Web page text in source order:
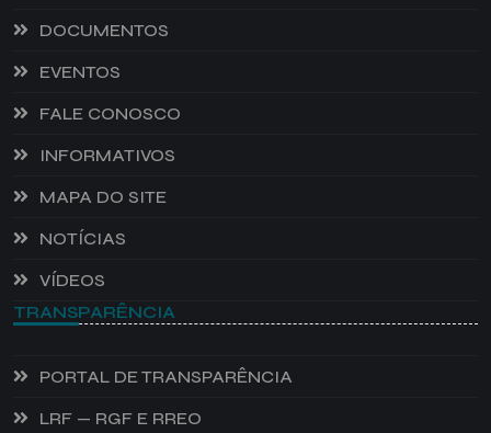
DOCUMENTOS
EVENTOS
FALE CONOSCO
INFORMATIVOS
MAPA DO SITE
NOTÍCIAS
VÍDEOS
TRANSPARÊNCIA
PORTAL DE TRANSPARÊNCIA
LRF — RGF E RREO